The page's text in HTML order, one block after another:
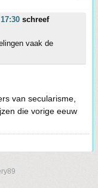
schreef
vaak de
van secularisme,
die vorige eeuw